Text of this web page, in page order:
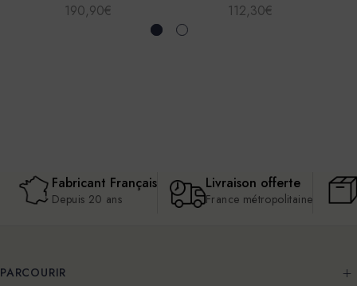
190,90€ 112,30€
Fabricant Français
Depuis 20 ans
Livraison offerte
France métropolitaine
PARCOURIR